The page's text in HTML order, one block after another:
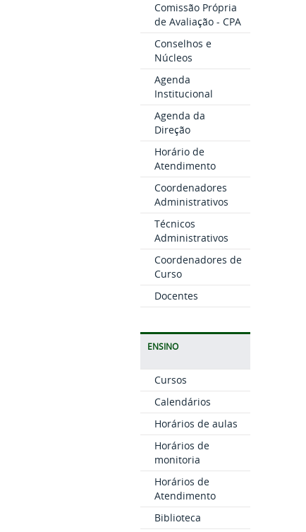
Comissão Própria
de Avaliação - CPA
Conselhos e
Núcleos
Agenda
Institucional
Agenda da
Direção
Horário de
Atendimento
Coordenadores
Administrativos
Técnicos
Administrativos
Coordenadores de
Curso
Docentes
ENSINO
Cursos
Calendários
Horários de aulas
Horários de
monitoria
Horários de
Atendimento
Biblioteca